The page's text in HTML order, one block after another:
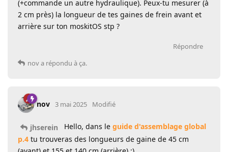
(+commande un autre hydraulique). Peux-tu mesurer (à
2 cm près) la longueur de tes gaines de frein avant et
arrière sur ton moskitOS stp ?
Répondre
nova répondu à ça.
nov 3 mai 2025 Modifié
jhserein Hello, dans le guide d'assemblage global
p.4 tu trouveras des longueurs de gaine de 45 cm